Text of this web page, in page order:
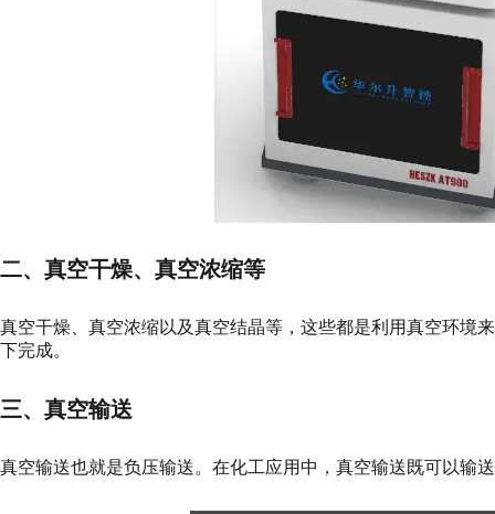
二、真空干燥、真空浓缩等
真空干燥、真空浓缩以及真空结晶等，这些都是利用真空环境
下完成。
三、真空输送
真空输送也就是负压输送。在化工应用中，真空输送既可以输